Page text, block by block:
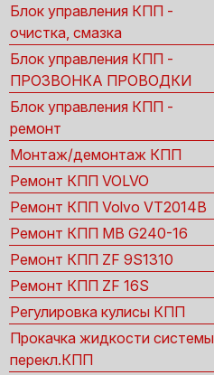
Блок управления КПП -
очистка, смазка
Блок управления КПП -
ПРОЗВОНКА ПРОВОДКИ
Блок управления КПП -
ремонт
Монтаж/демонтаж КПП
Ремонт КПП VOLVO
Ремонт КПП Volvo VT2014B
Ремонт КПП MB G240-16
Ремонт КПП ZF 9S1310
Ремонт КПП ZF 16S
Регулировка кулисы КПП
Прокачка жидкости системы
перекл.КПП